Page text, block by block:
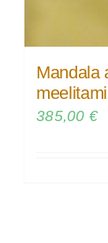
Mandala
385,00 €